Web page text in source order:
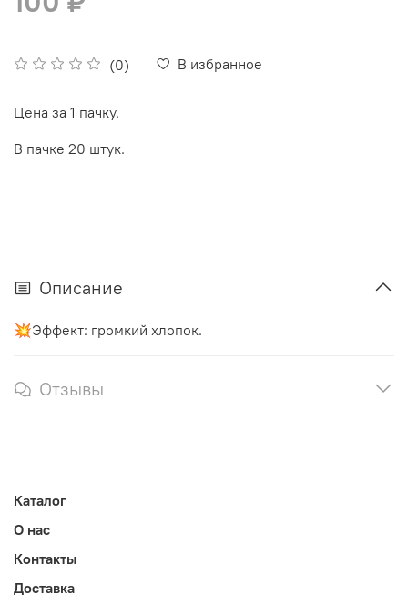
(0) В избранное
Цена за 1 пачку.
В пачке 20 штук.
Описание
💥Эффект: громкий хлопок.
Отзывы
Каталог
О нас
Контакты
Доставка